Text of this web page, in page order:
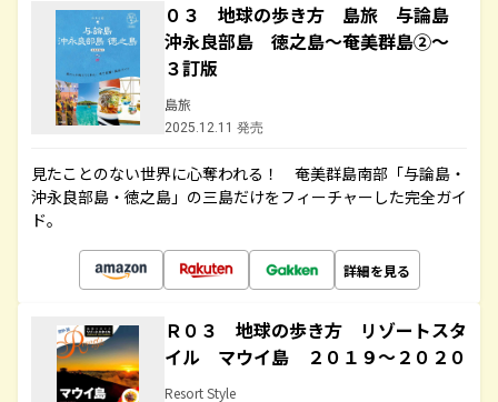
０３ 地球の歩き方 島旅 与論島
沖永良部島 徳之島～奄美群島②～
３訂版
島旅
2025.12.11 発売
見たことのない世界に心奪われる！ 奄美群島南部「与論島・
沖永良部島・徳之島」の三島だけをフィーチャーした完全ガイ
ド。
詳細を見る
Ｒ０３ 地球の歩き方 リゾートスタ
イル マウイ島 ２０１９～２０２０
Resort Style